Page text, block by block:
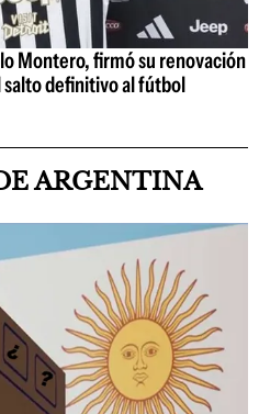
Montero, firmó su renovación
salto definitivo al fútbol
ARGENTINA